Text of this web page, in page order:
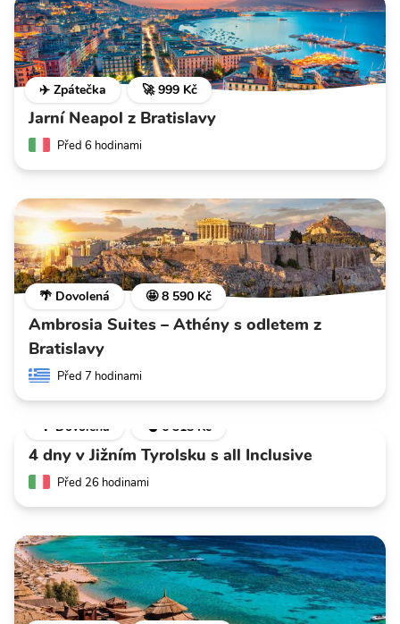
✈️ Zpátečka 🚀 999 Kč
Jarní Neapol z Bratislavy
Před 6 hodinami
🌴 Dovolená 🤩 8 590 Kč
Ambrosia Suites – Athény s odletem z
Bratislavy
Před 7 hodinami
🌴 Dovolená 💣 6 318 Kč
4 dny v Jižním Tyrolsku s all Inclusive
Před 26 hodinami